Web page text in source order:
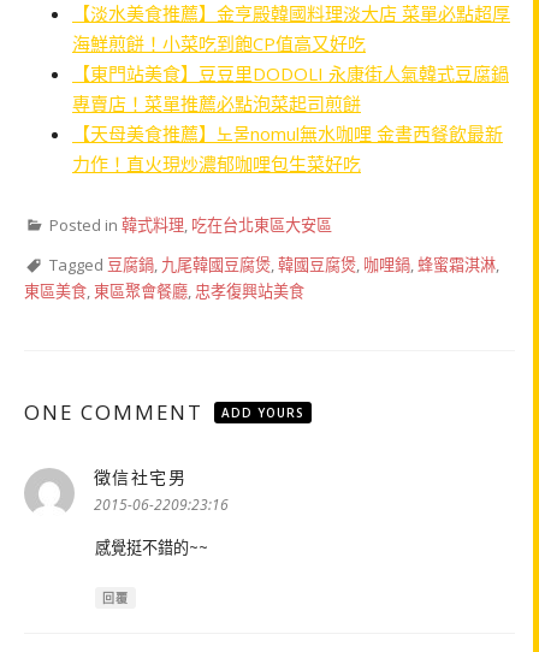
【淡水美食推薦】金亨殿韓國料理淡大店 菜單必點超厚
海鮮煎餅！小菜吃到飽CP值高又好吃
【東門站美食】豆豆里DODOLI 永康街人氣韓式豆腐鍋
專賣店！菜單推薦必點泡菜起司煎餅
【天母美食推薦】노물nomul無水咖哩 金書西餐飲最新
力作！直火現炒濃郁咖哩包生菜好吃
Posted in 韓式料理, 吃在台北東區大安區
Tagged 豆腐鍋, 九尾韓國豆腐煲,韓國豆腐煲, 咖哩鍋, 蜂蜜霜淇淋,
東區美食, 東區聚會餐廳, 忠孝復興站美食
ONE COMMENT ADD YOURS
徵信社宅男
示:
2015-06-2209:23:16
感覺挺不錯的~~
回覆